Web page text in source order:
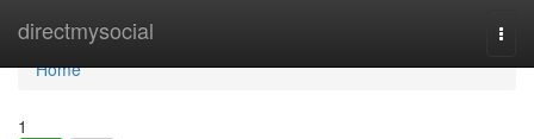
directmysocial
Home
Home
1